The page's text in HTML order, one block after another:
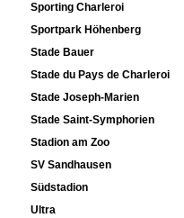
Sporting Charleroi
Sportpark Höhenberg
Stade Bauer
Stade du Pays de Charleroi
Stade Joseph-Marien
Stade Saint-Symphorien
Stadion am Zoo
SV Sandhausen
Südstadion
Ultra